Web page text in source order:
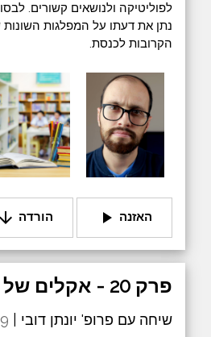
לפוליטיקה ולנושאים קשורים.
נתן את דעתו על המפלגות
הקרובות לכנסת.
האזנה play_arrow הורדה arrow_downward
פרק 20 - אקלים של ספק
שיחה עם פרופ' יונתן דובי |